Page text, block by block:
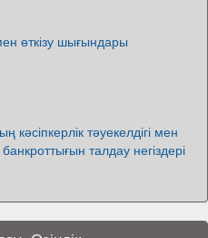
өткізу шығындары
кәсіпкерлік тәуекелдігі мен
талдау негіздері